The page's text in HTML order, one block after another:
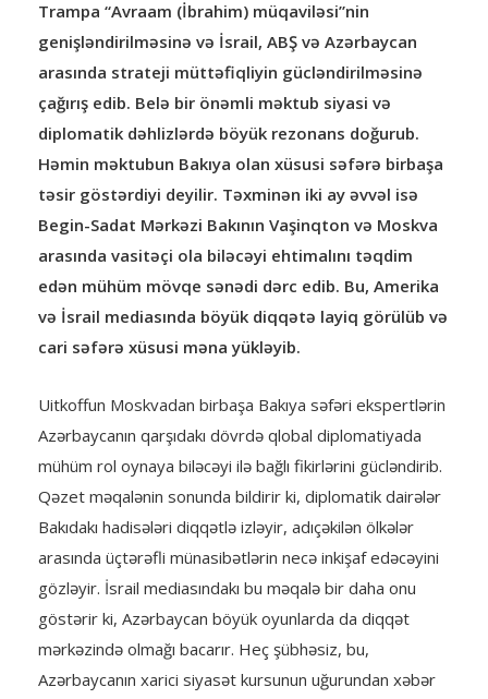
Trampa “Avraam (İbrahim) müqaviləsi”nin
genişləndirilməsinə və İsrail, ABŞ və Azərbaycan
arasında strateji müttəfiqliyin gücləndirilməsinə
çağırış edib. Belə bir önəmli məktub siyasi və
diplomatik dəhlizlərdə böyük rezonans doğurub.
Həmin məktubun Bakıya olan xüsusi səfərə birbaşa
təsir göstərdiyi deyilir. Təxminən iki ay əvvəl isə
Begin-Sadat Mərkəzi Bakının Vaşinqton və Moskva
arasında vasitəçi ola biləcəyi ehtimalını təqdim
edən mühüm mövqe sənədi dərc edib. Bu, Amerika
və İsrail mediasında böyük diqqətə layiq görülüb və
cari səfərə xüsusi məna yükləyib.
Uitkoffun Moskvadan birbaşa Bakıya səfəri ekspertlərin
Azərbaycanın qarşıdakı dövrdə qlobal diplomatiyada
mühüm rol oynaya biləcəyi ilə bağlı fikirlərini gücləndirib.
Qəzet məqalənin sonunda bildirir ki, diplomatik dairələr
Bakıdakı hadisələri diqqətlə izləyir, adıçəkilən ölkələr
arasında üçtərəfli münasibətlərin necə inkişaf edəcəyini
gözləyir. İsrail mediasındakı bu məqalə bir daha onu
göstərir ki, Azərbaycan böyük oyunlarda da diqqət
mərkəzində olmağı bacarır. Heç şübhəsiz, bu,
Azərbaycanın xarici siyasət kursunun uğurundan xəbər